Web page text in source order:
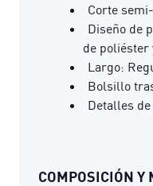
Corte
Diseño de
de poliéster
Largo:
Bolsillo
Detalles
COMPOSICIÓN Y